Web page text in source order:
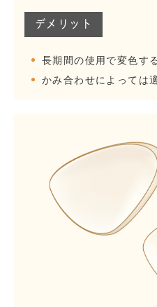
デメリット
長期間の使用で変色す
かみ合わせによっては